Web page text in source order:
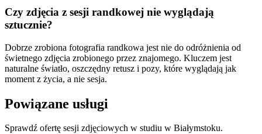
Czy zdjęcia z sesji randkowej nie wyglądają
sztucznie?
Dobrze zrobiona fotografia randkowa jest nie do odróżnienia od
świetnego zdjęcia zrobionego przez znajomego. Kluczem jest
naturalne światło, oszczędny retusz i pozy, które wyglądają jak
moment z życia, a nie sesja.
Powiązane usługi
Sprawdź ofertę sesji zdjęciowych w studiu w Białymstoku.